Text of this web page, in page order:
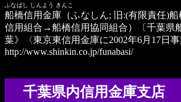
ふなばし しんよう きんこ
船橋信用金庫 （ふなしん; 旧:(有限責任)
信用組合→船橋信用協同組合）〔千葉県
葉》〈東京東信用金庫に2002年6月17日事
http://www.shinkin.co.jp/funabasi/
千葉県内信用金庫支店